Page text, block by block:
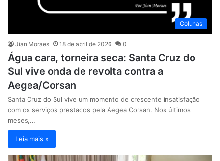
Colunas
Jian Moraes 18 de abril de 2026 0
Água cara, torneira seca: Santa Cruz do
Sul vive onda de revolta contra a
Aegea/Corsan
Santa Cruz do Sul vive um momento de crescente insatisfação
com os serviços prestados pela Aegea Corsan. Nos últimos
meses,…
Leia mais »